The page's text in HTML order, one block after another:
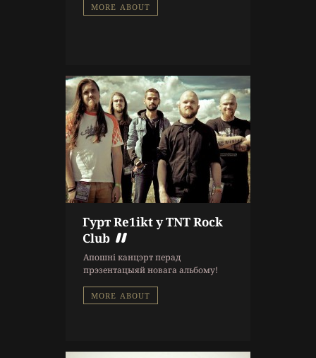
MORE ABOUT
Гурт Re1ikt у TNT Rock
Club
Апошні канцэрт перад
прэзентацыяй новага альбому!
MORE ABOUT
9 г. назад